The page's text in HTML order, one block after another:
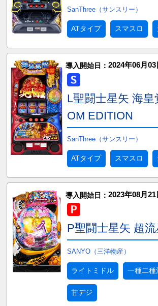
SanThree（サンスリー）
ATタイプ スマスロ
導入開始日： 2024年06月03
L聖闘士星矢 海皇
OM EDITION
SanThree（サンスリー）
ATタイプ スマスロ
導入開始日： 2023年08月21
P聖闘士星矢 超
SANYO（三洋物産）
ライトミドル 一種二種
甘デジ